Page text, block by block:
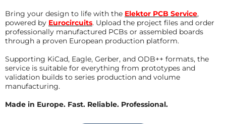
Bring your design to life with the Elektor PCB Service,
powered by Eurocircuits. Upload the project files and order
professionally manufactured PCBs or assembled boards
through a proven European production platform.
Supporting KiCad, Eagle, Gerber, and ODB++ formats, the
service is suitable for everything from prototypes and
validation builds to series production and volume
manufacturing.
Made in Europe. Fast. Reliable. Professional.